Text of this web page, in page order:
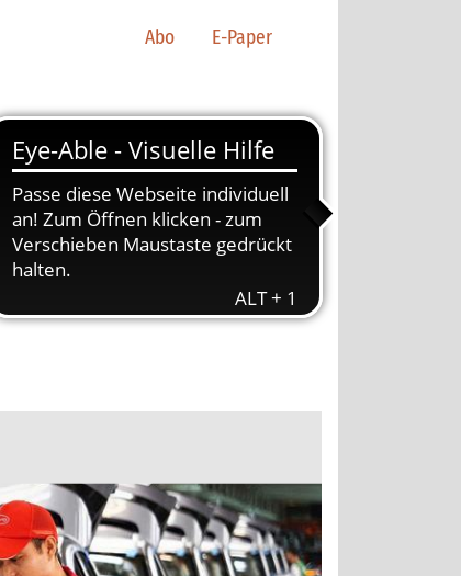
Abo E-Paper